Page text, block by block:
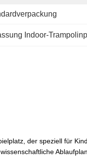
Indoor-
der speziell für